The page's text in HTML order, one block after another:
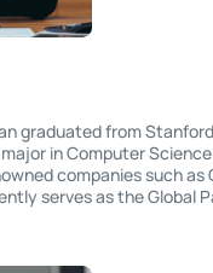
graduated from
in Computer
companies such as
serves as the Global